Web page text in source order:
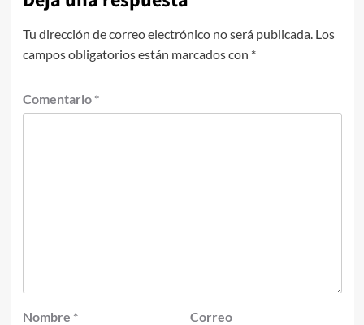
Tu dirección de correo electrónico no será publicada. Los
campos obligatorios están marcados con *
Comentario *
Nombre *
Correo